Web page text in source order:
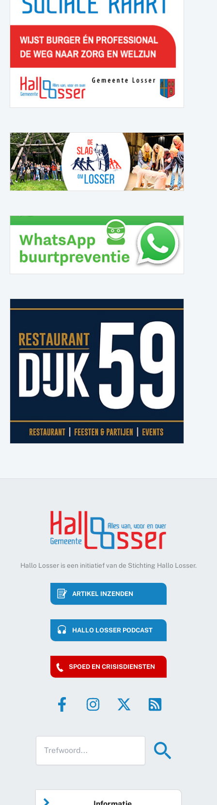
Hallo Losser is een initiatief van de Stichting Hallo Losser.
ARTIKEL INZENDEN
HALLO LOSSER PODCAST
SPOED EN CRISISDIENSTEN